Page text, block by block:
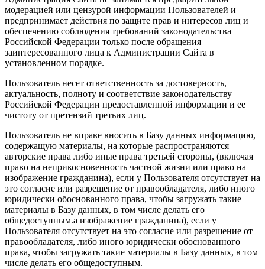
модерацией или цензурой информации Пользователей и
предпринимает действия по защите прав и интересов лиц и
обеспечению соблюдения требований законодательства
Российской Федерации только после обращения
заинтересованного лица к Администрации Сайта в
установленном порядке.
Пользователь несет ответственность за достоверность,
актуальность, полноту и соответствие законодательству
Российской Федерации предоставленной информации и ее
чистоту от претензий третьих лиц.
Пользователь не вправе вносить в Базу данных информацию,
содержащую материалы, на которые распространяются
авторские права либо иные права третьей стороны, (включая
право на неприкосновенность частной жизни или право на
изображение гражданина), если у Пользователя отсутствует на
это согласие или разрешение от правообладателя, либо иного
юридически обоснованного права, чтобы загружать такие
материалы в Базу данных, в том числе делать его
общедоступным.а изображение гражданина), если у
Пользователя отсутствует на это согласие или разрешение от
правообладателя, либо иного юридически обоснованного
права, чтобы загружать такие материалы в Базу данных, в том
числе делать его общедоступным.